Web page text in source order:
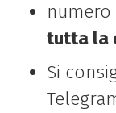
numero
tutta la
Si